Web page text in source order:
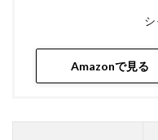
Amazonで見る